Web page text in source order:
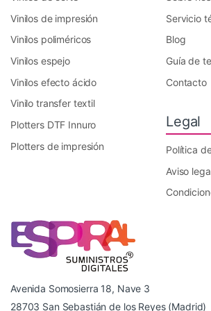
Vinilos de impresión
Vinilos poliméricos
Vinilos espejo
Vinilos efecto ácido
Vinilo transfer textil
Plotters DTF Innuro
Plotters de impresión
Servicio
Blog
Guía de
Contacto
Legal
Política
Aviso
Avenida Somosierra 18, Nave 3
28703 San Sebastián de los Reyes (Madrid)